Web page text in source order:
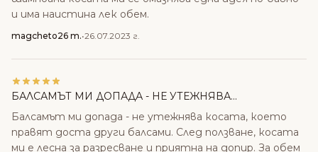
и има наистина лек обем.
magcheto26 m.•26.07.2023 г.
БАЛСАМЪТ МИ ДОПАДА - НЕ УТЕЖНЯВА...
Балсамът ми допада - не утежнява косата, което
правят доста други балсами. След ползване, косата
ми е лесна за разресване и приятна на допир. За обем